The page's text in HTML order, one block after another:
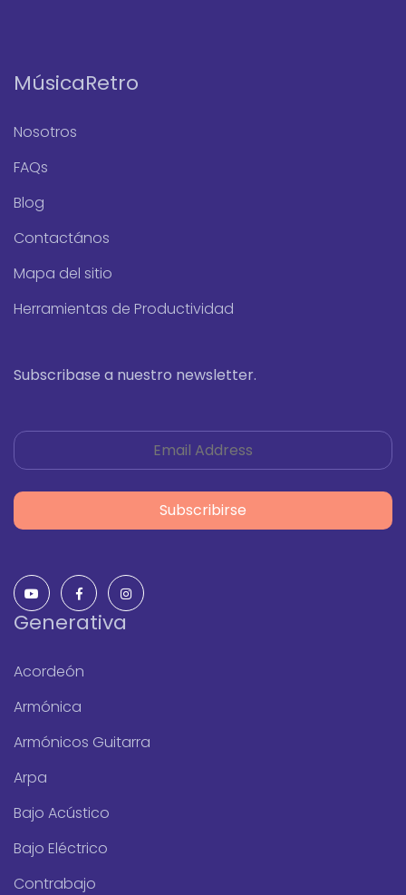
MúsicaRetro
Nosotros
FAQs
Blog
Contactános
Mapa del sitio
Herramientas de Productividad
Subscribase a nuestro newsletter.
Subscribirse
Generativa
Acordeón
Armónica
Armónicos Guitarra
Arpa
Bajo Acústico
Bajo Eléctrico
Contrabajo